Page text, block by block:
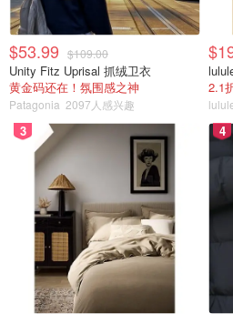
是momo酱
$53.99 $109.00
Unity Fitz Uprisal 抓绒卫衣
黄金码还在！氛围感之神
Patagonia 2097人感兴趣
2.1
3 4